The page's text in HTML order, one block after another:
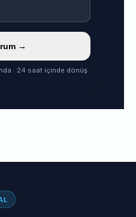
→
· 24 saat içinde dönüş